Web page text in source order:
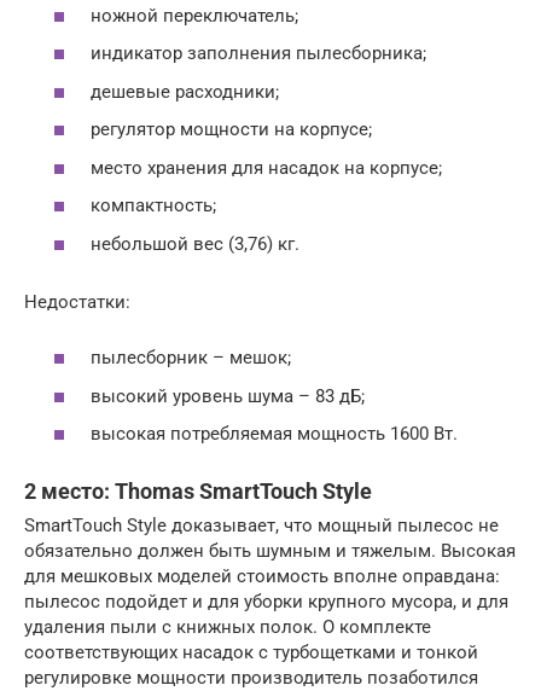
ножной переключатель;
индикатор заполнения пылесборника;
дешевые расходники;
регулятор мощности на корпусе;
место хранения для насадок на корпусе;
компактность;
небольшой вес (3,76) кг.
Недостатки:
пылесборник – мешок;
высокий уровень шума – 83 дБ;
высокая потребляемая мощность 1600 Вт.
2 место: Thomas SmartTouch Style
SmartTouch Style доказывает, что мощный пылесос не
обязательно должен быть шумным и тяжелым. Высокая
для мешковых моделей стоимость вполне оправдана:
пылесос подойдет и для уборки крупного мусора, и для
удаления пыли с книжных полок. О комплекте
соответствующих насадок с турбощетками и тонкой
регулировке мощности производитель позаботился